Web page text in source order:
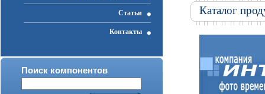
Статьи
Контакты
Поиск компонентов
Каталог